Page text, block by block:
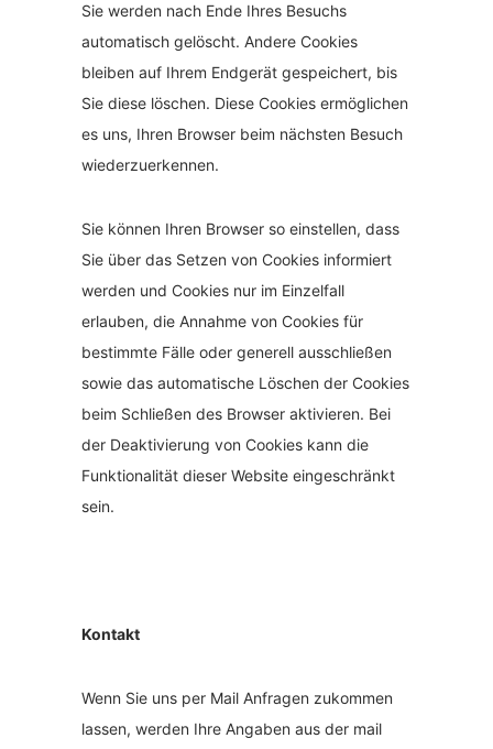
Sie werden nach Ende Ihres Besuchs
automatisch gelöscht. Andere Cookies
bleiben auf Ihrem Endgerät gespeichert, bis
Sie diese löschen. Diese Cookies ermöglichen
es uns, Ihren Browser beim nächsten Besuch
wiederzuerkennen.
Sie können Ihren Browser so einstellen, dass
Sie über das Setzen von Cookies informiert
werden und Cookies nur im Einzelfall
erlauben, die Annahme von Cookies für
bestimmte Fälle oder generell ausschließen
sowie das automatische Löschen der Cookies
beim Schließen des Browser aktivieren. Bei
der Deaktivierung von Cookies kann die
Funktionalität dieser Website eingeschränkt
sein.
Kontakt
Wenn Sie uns per Mail Anfragen zukommen
lassen, werden Ihre Angaben aus der mail